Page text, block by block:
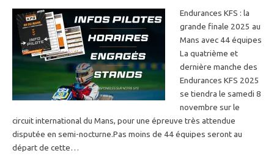
Endurances KFS : la
grande finale 2025 au
Mans avec 44 équipes
La quatrième et
dernière manche des
Endurances KFS 2025
se tiendra le samedi 8
novembre sur le
circuit international du Mans, pour une épreuve très attendue
disputée en semi-nocturne.Pas moins de 44 équipes seront au
départ de cette…